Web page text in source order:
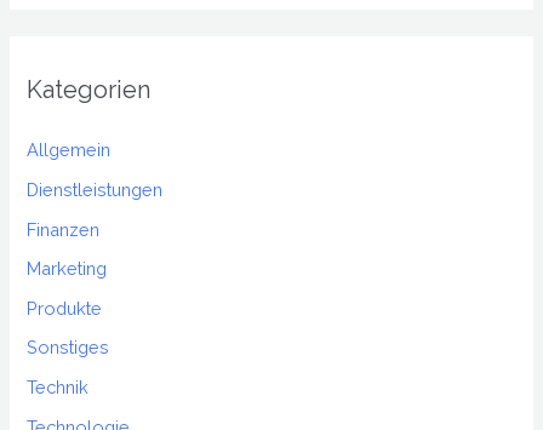
Kategorien
Allgemein
Dienstleistungen
Finanzen
Marketing
Produkte
Sonstiges
Technik